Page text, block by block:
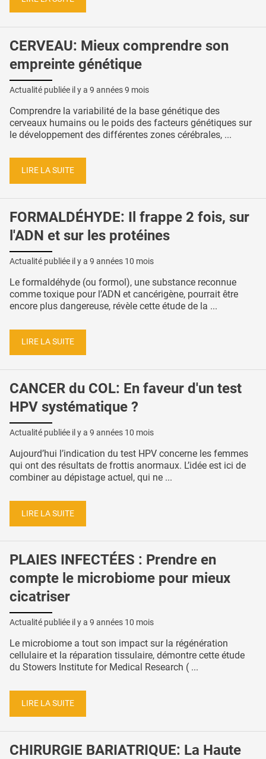
CERVEAU: Mieux comprendre son
empreinte génétique
Actualité publiée il y a 9 années 9 mois
Comprendre la variabilité de la base génétique des
cerveaux humains ou le poids des facteurs génétiques sur
le développement des différentes zones cérébrales, ...
LIRE LA SUITE
FORMALDÉHYDE: Il frappe 2 fois, sur
l'ADN et sur les protéines
Actualité publiée il y a 9 années 10 mois
Le formaldéhyde (ou formol), une substance reconnue
comme toxique pour l’ADN et cancérigène, pourrait être
encore plus dangereuse, révèle cette étude de la ...
LIRE LA SUITE
CANCER du COL: En faveur d'un test
HPV systématique ?
Actualité publiée il y a 9 années 10 mois
Aujourd’hui l’indication du test HPV concerne les femmes
qui ont des résultats de frottis anormaux. L’idée est ici de
combiner au dépistage actuel, qui ne ...
LIRE LA SUITE
PLAIES INFECTÉES : Prendre en
compte le microbiome pour mieux
cicatriser
Actualité publiée il y a 9 années 10 mois
Le microbiome a tout son impact sur la régénération
cellulaire et la réparation tissulaire, démontre cette étude
du Stowers Institute for Medical Research ( ...
LIRE LA SUITE
CHIRURGIE BARIATRIQUE: La Haute